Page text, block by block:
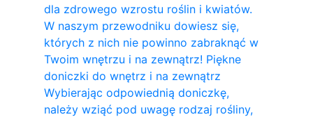
dla zdrowego wzrostu roślin i kwiatów.
W naszym przewodniku dowiesz się,
których z nich nie powinno zabraknąć w
Twoim wnętrzu i na zewnątrz! Piękne
doniczki do wnętrz i na zewnątrz
Wybierając odpowiednią doniczkę,
należy wziąć pod uwagę rodzaj rośliny,